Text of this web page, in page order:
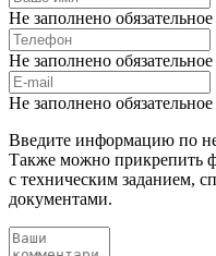
Не заполнено
Не заполнено
Не заполнено
Введите информацию по
Также можно прикрепить
с техническим заданием,
документами.